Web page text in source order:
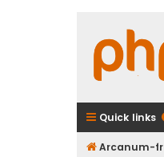
Quick links
Arcanum-fr